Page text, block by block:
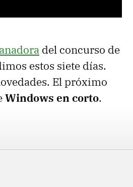
del concurso de
estos siete días.
El próximo
Windows en corto.